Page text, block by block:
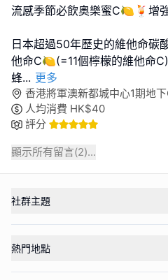
流感季節必飲奧樂蜜C🍋🍹增
日本超過50年歷史的維他命碳
他命C🍋(=11個檸檬的維他命
蜂... 更多
香港將軍澳新都城中心1期地
人均消費 HK$40
評分
顯示所有留言(2)...
社群主題
熱門地點